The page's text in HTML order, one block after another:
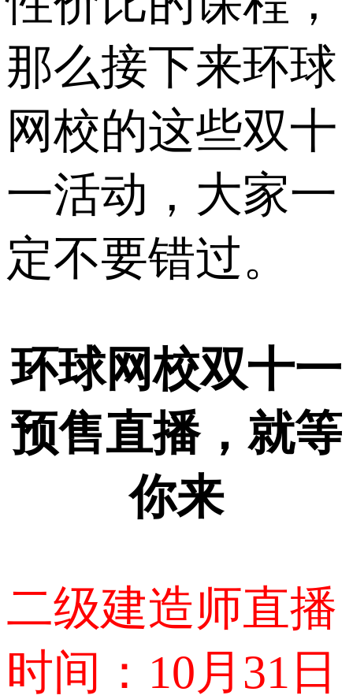
那么接下来环球
网校的这些双十
一活动，大家一
定不要错过。
环球网校双十一
预售直播，就等
你来
二级建造师直播
时间：10月31日